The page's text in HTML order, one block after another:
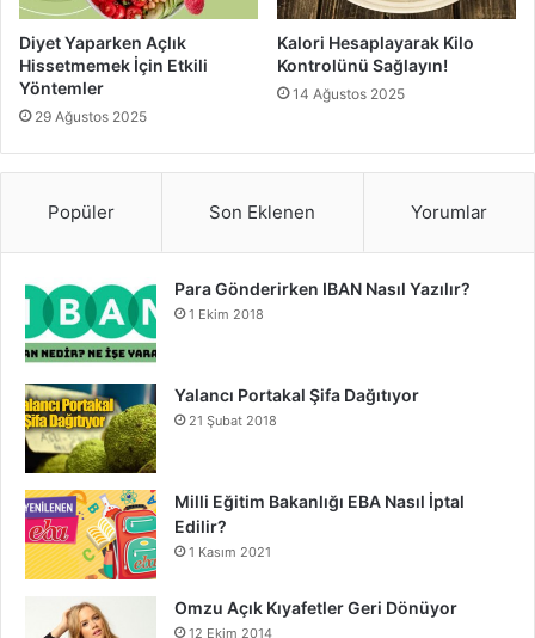
Diyet Yaparken Açlık
Hissetmemek İçin Etkili
Yöntemler
29 Ağustos 2025
Kalori Hesaplayarak Kilo
Kontrolünü Sağlayın!
14 Ağustos 2025
Popüler Son Eklenen Yorumlar
Para Gönderirken IBAN Nasıl Yazılır?
1 Ekim 2018
Yalancı Portakal Şifa Dağıtıyor
21 Şubat 2018
Milli Eğitim Bakanlığı EBA Nasıl İptal
Edilir?
1 Kasım 2021
Omzu Açık Kıyafetler Geri Dönüyor
12 Ekim 2014